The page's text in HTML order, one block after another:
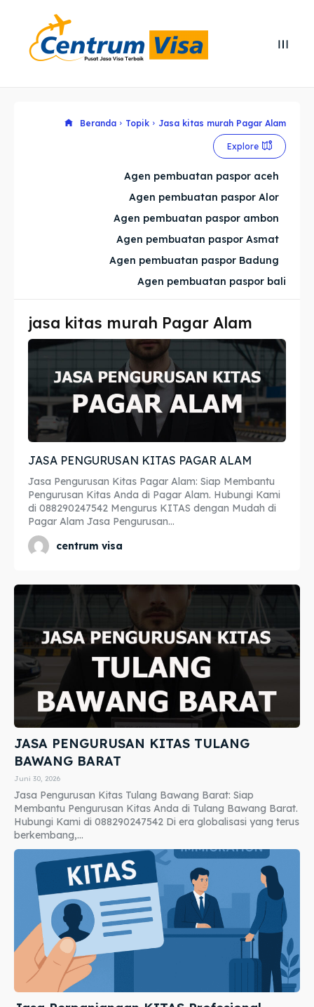
Cari
Cari
Explore our destinations
Imta
Apostille
Penerjemah
Asuransi
Blog
Explore our destinations
Imta
Apostille
Penerjemah
Asuransi
Blog
Beranda Topik Jasa kitas murah Pagar Alam
Explore
Agen pembuatan paspor aceh
Agen pembuatan paspor Alor
Agen pembuatan paspor ambon
Agen pembuatan paspor Asmat
Agen pembuatan paspor Badung
Agen pembuatan paspor bali
jasa kitas murah Pagar Alam
JASA PENGURUSAN KITAS PAGAR ALAM
Jasa Pengurusan Kitas Pagar Alam: Siap Membantu
Pengurusan Kitas Anda di Pagar Alam. Hubungi Kami
di 088290247542 Mengurus KITAS dengan Mudah di
Pagar Alam Jasa Pengurusan...
centrum visa
JASA PENGURUSAN KITAS TULANG
BAWANG BARAT
Juni 30, 2026
Jasa Pengurusan Kitas Tulang Bawang Barat: Siap
Membantu Pengurusan Kitas Anda di Tulang Bawang Barat.
Hubungi Kami di 088290247542 Di era globalisasi yang terus
berkembang,...